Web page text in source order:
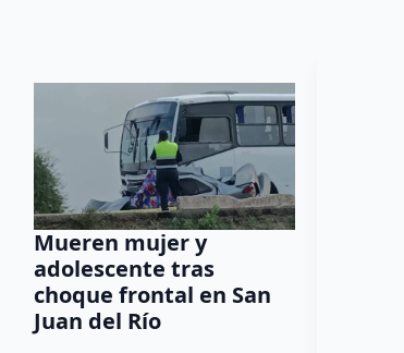
Mueren mujer y
adolescente tras
choque frontal en San
Juan del Río